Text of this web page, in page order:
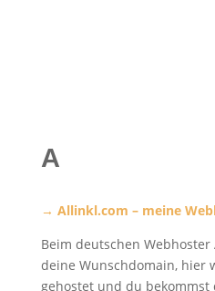
A
→ Allinkl.com – meine
Beim deutschen
deine Wunschdomain, hier
gehostet und du bekommst